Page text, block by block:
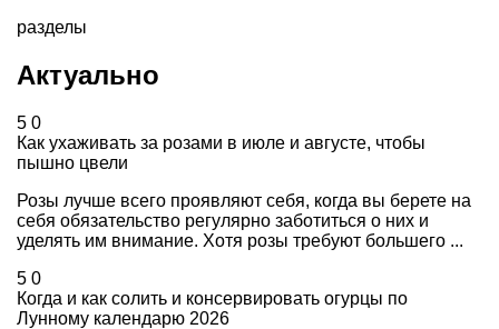
разделы
Актуально
5 0
Как ухаживать за розами в июле и августе, чтобы
пышно цвели
Розы лучше всего проявляют себя, когда вы берете на
себя обязательство регулярно заботиться о них и
уделять им внимание. Хотя розы требуют большего ...
5 0
Когда и как солить и консервировать огурцы по
Лунному календарю 2026